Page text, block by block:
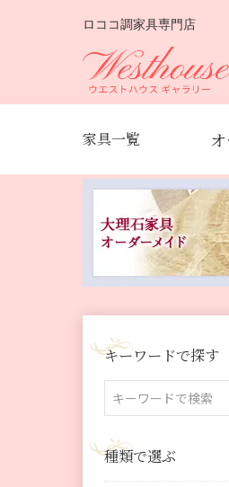
ロココ調家具専門店
家具一覧
キーワードで探す
種類で選ぶ